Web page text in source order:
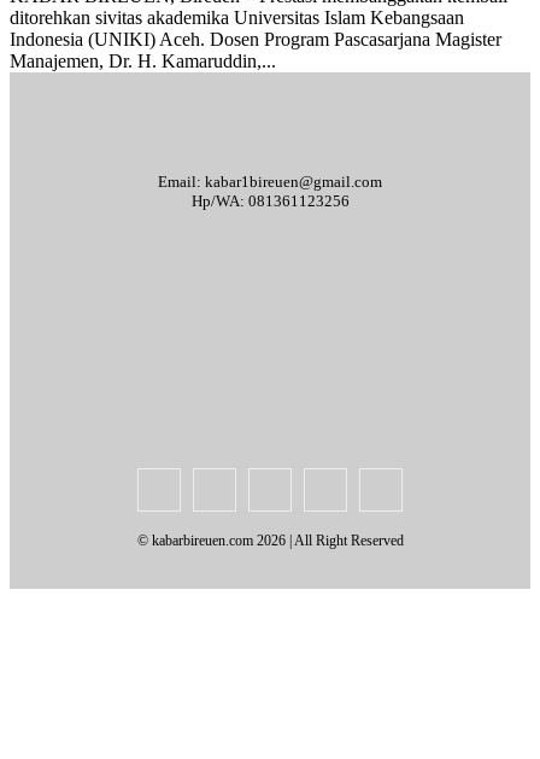
ditorehkan sivitas akademika Universitas Islam Kebangsaan
Indonesia (UNIKI) Aceh. Dosen Program Pascasarjana Magister
Manajemen, Dr. H. Kamaruddin,...
Email: kabar1bireuen@gmail.com
Hp/WA: 081361123256
© kabarbireuen.com 2026 | All Right Reserved